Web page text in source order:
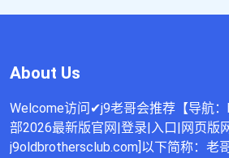
About Us
Welcome访问✔j9老哥会推荐【导航
部2026最新版官网|登录|入口|网页版
j9oldbrothersclub.com]以下简称：老